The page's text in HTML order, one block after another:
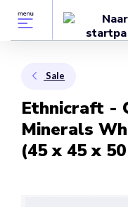
Sale
Ethnicraft -
Minerals
(45 x 45 x